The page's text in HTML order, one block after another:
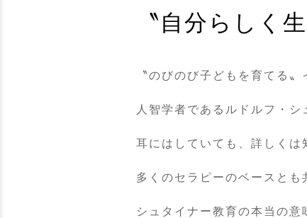
〝自分らしく
〝のびのび子どもを育てる
人智学者であるルドルフ・
耳にはしていても、詳しくは
多くのセラピーのベースと
シュタイナー教育の本当の